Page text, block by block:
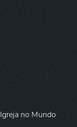
Igreja no Mundo